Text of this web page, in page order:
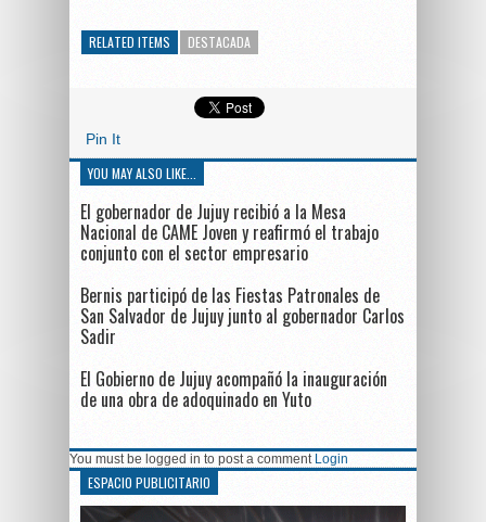
RELATED ITEMS DESTACADA
Pin It
YOU MAY ALSO LIKE...
El gobernador de Jujuy recibió a la Mesa
Nacional de CAME Joven y reafirmó el trabajo
conjunto con el sector empresario
Bernis participó de las Fiestas Patronales de
San Salvador de Jujuy junto al gobernador Carlos
Sadir
El Gobierno de Jujuy acompañó la inauguración
de una obra de adoquinado en Yuto
You must be logged in to post a comment Login
ESPACIO PUBLICITARIO